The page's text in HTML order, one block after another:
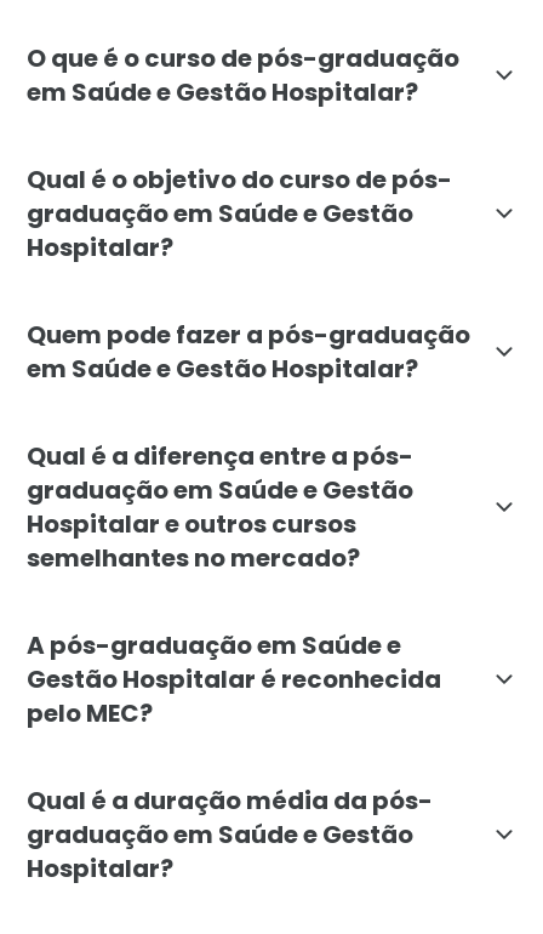
O que é o curso de pós-graduação
em Saúde e Gestão Hospitalar?
Qual é o objetivo do curso de pós-
graduação em Saúde e Gestão
Hospitalar?
Quem pode fazer a pós-graduação
em Saúde e Gestão Hospitalar?
Qual é a diferença entre a pós-
graduação em Saúde e Gestão
Hospitalar e outros cursos
semelhantes no mercado?
A pós-graduação em Saúde e
Gestão Hospitalar é reconhecida
pelo MEC?
Qual é a duração média da pós-
graduação em Saúde e Gestão
Hospitalar?